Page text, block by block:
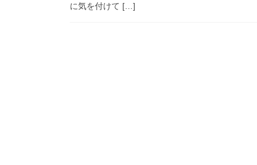
に気を付けて […]